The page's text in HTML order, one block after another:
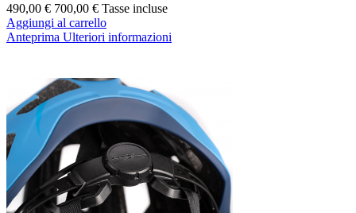
490,00 € 700,00 € Tasse incluse
Aggiungi al carrello
Anteprima Ulteriori informazioni